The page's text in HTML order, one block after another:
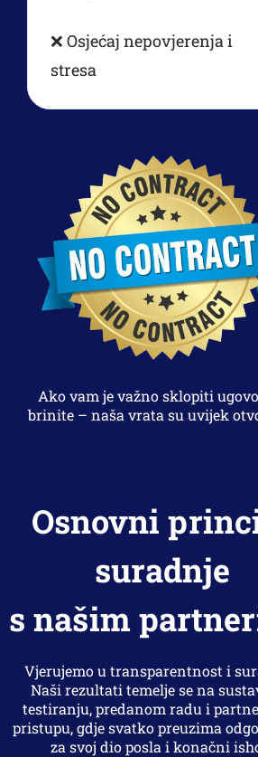
❌ Osjećaj nepovjerenja i
stresa
Ako vam je važno sklopiti
brinite – naša vrata su uvijek
Osnovni
suradnje
s našim
Vjerujemo u transparentnost i
Naši rezultati temelje se na
testiranju, predanom radu i
pristupu, gdje svatko preuzima
za svoj dio posla i konačni